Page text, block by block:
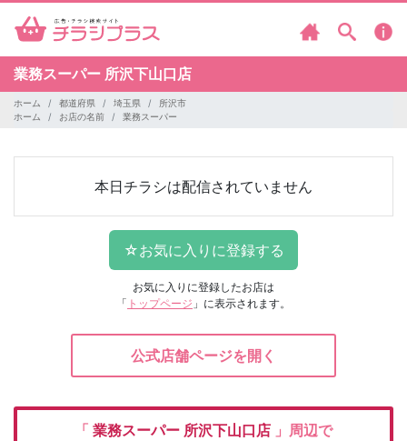
業務スーパー 所沢下山口店
ホーム 都道府県 埼玉県
所沢市
ホーム
お店の名前 業務スーパー
本日チラシは配信されていません
お気に入りに登録したお店は
「 トップページ 」に表示されます。
公式店舗ページを開く
「 業務スーパー 所沢下山口店 」周辺で